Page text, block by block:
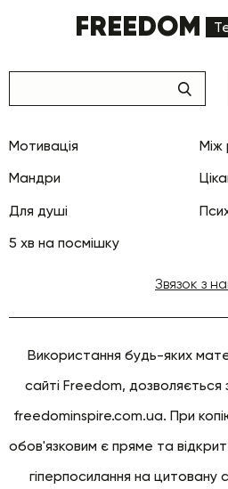
FREEDOM
Мотивація
Між
Мандри
Для душі
5 хв на посмішку
Звязок з
Використання будь-яких
сайті Freedom, дозволяється
freedominspire.com.ua. При
обов'язковим є пряме та
гіперпосилання на цитовану